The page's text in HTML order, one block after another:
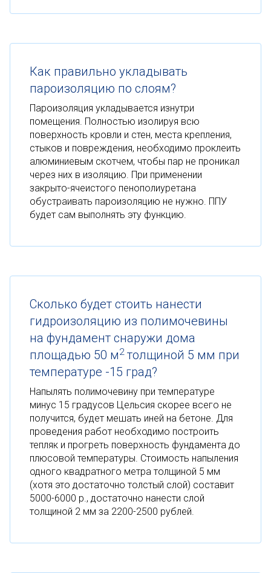
Как правильно укладывать
пароизоляцию по слоям?
Пароизоляция укладывается изнутри
помещения. Полностью изолируя всю
поверхность кровли и стен, места крепления,
стыков и повреждения, необходимо проклеить
алюминиевым скотчем, чтобы пар не проникал
через них в изоляцию. При применении
закрыто-ячеистого пенополиуретана
обустраивать пароизоляцию не нужно. ППУ
будет сам выполнять эту функцию.
Сколько будет стоить нанести
гидроизоляцию из полимочевины
на фундамент снаружи дома
площадью 50 м2толщиной 5 мм при
температуре -15 град?
Напылять полимочевину при температуре
минус 15 градусов Цельсия скорее всего не
получится, будет мешать иней на бетоне. Для
проведения работ необходимо построить
тепляк и прогреть поверхность фундамента до
плюсовой температуры. Стоимость напыления
одного квадратного метра толщиной 5 мм
(хотя это достаточно толстый слой) составит
5000-6000 р., достаточно нанести слой
толщиной 2 мм за 2200-2500 рублей.